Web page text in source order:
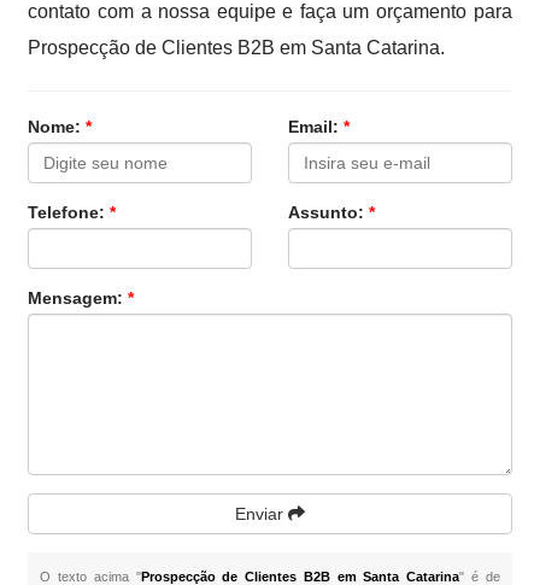
contato com a nossa equipe e faça um orçamento para
Prospecção de Clientes B2B em Santa Catarina.
Nome:* Email: *
Telefone:* Assunto: *
Mensagem:*
Enviar
O texto acima "Prospecção de Clientes B2B em Santa Catarina" é de